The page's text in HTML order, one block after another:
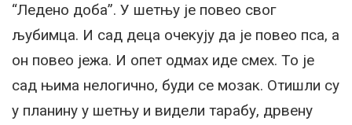
“Ледено доба”. У шетњу је повео свог
љубимца. И сад деца очекују да је повео пса, а
он повео јежа. И опет одмах иде смех. То је
сад њима нелогично, буди се мозак. Отишли су
у планину у шетњу и видели тарабу, дрвену